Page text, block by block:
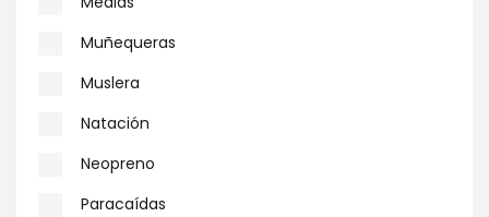
Muñequeras
Muslera
Natación
Neopreno
Paracaídas